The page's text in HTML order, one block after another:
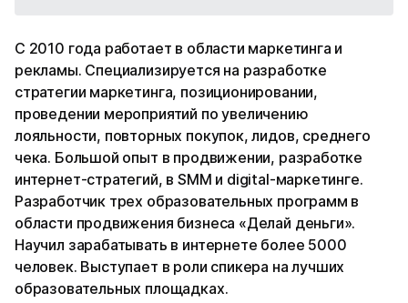
С 2010 года работает в области маркетинга и
рекламы. Специализируется на разработке
стратегии маркетинга, позиционировании,
проведении мероприятий по увеличению
лояльности, повторных покупок, лидов, среднего
чека. Большой опыт в продвижении, разработке
интернет-стратегий, в SMM и digital-маркетинге.
Разработчик трех образовательных программ в
области продвижения бизнеса «Делай деньги».
Научил зарабатывать в интернете более 5000
человек. Выступает в роли спикера на лучших
образовательных площадках.